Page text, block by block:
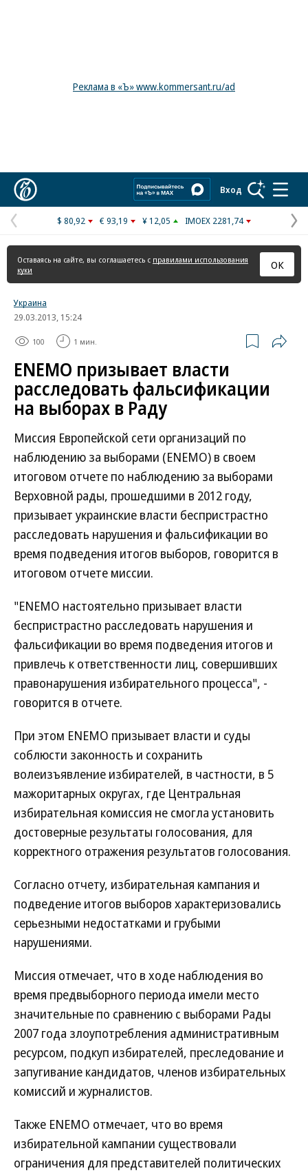
Реклама в «Ъ» www.kommersant.ru/ad
Вход
Предыдущая
страница
$ 80,92 € 93,19 ¥ 12,05 IMOEX 2281,74
Оставаясь на сайте, вы соглашаетесь с правилами использования
куки
ОК
Украина
29.03.2013, 15:24
100 1 мин.
ENEMO призывает власти
расследовать фальсификации
на выборах в Раду
Миссия Европейской сети организаций по
наблюдению за выборами (ENEMO) в своем
итоговом отчете по наблюдению за выборами
Верховной рады, прошедшими в 2012 году,
призывает украинские власти беспристрастно
расследовать нарушения и фальсификации во
время подведения итогов выборов, говорится в
итоговом отчете миссии.
"ENEMO настоятельно призывает власти
беспристрастно расследовать нарушения и
фальсификации во время подведения итогов и
привлечь к ответственности лиц, совершивших
правонарушения избирательного процесса", -
говорится в отчете.
При этом ENEMO призывает власти и суды
соблюсти законность и сохранить
волеизъявление избирателей, в частности, в 5
мажоритарных округах, где Центральная
избирательная комиссия не смогла установить
достоверные результаты голосования, для
корректного отражения результатов голосования.
Согласно отчету, избирательная кампания и
подведение итогов выборов характеризовались
серьезными недостатками и грубыми
нарушениями.
Миссия отмечает, что в ходе наблюдения во
время предвыборного периода имели место
значительные по сравнению с выборами Рады
2007 года злоупотребления административным
ресурсом, подкуп избирателей, преследование и
запугивание кандидатов, членов избирательных
комиссий и журналистов.
Также ENEMO отмечает, что во время
избирательной кампании существовали
ограничения для представителей политических